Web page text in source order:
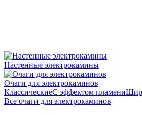
Настенные электрокамины
Очаги для электрокаминов
КлассическиеС эффектом пламени
Все очаги для электрокаминов